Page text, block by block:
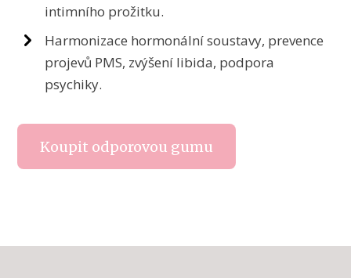
intimního prožitku.
Harmonizace hormonální soustavy, prevence
projevů PMS, zvýšení libida, podpora
psychiky.
Koupit odporovou gumu